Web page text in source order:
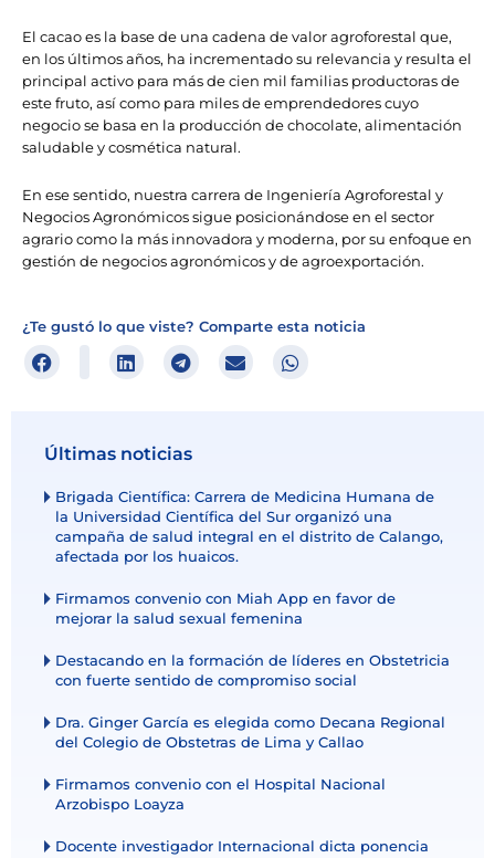
El cacao es la base de una cadena de valor agroforestal que,
en los últimos años, ha incrementado su relevancia y resulta el
principal activo para más de cien mil familias productoras de
este fruto, así como para miles de emprendedores cuyo
negocio se basa en la producción de chocolate, alimentación
saludable y cosmética natural.
En ese sentido, nuestra carrera de Ingeniería Agroforestal y
Negocios Agronómicos sigue posicionándose en el sector
agrario como la más innovadora y moderna, por su enfoque en
gestión de negocios agronómicos y de agroexportación.
¿Te gustó lo que viste? Comparte esta noticia
Últimas noticias
Brigada Científica: Carrera de Medicina Humana de
la Universidad Científica del Sur organizó una
campaña de salud integral en el distrito de Calango,
afectada por los huaicos.
Firmamos convenio con Miah App en favor de
mejorar la salud sexual femenina
Destacando en la formación de líderes en Obstetricia
con fuerte sentido de compromiso social
Dra. Ginger García es elegida como Decana Regional
del Colegio de Obstetras de Lima y Callao
Firmamos convenio con el Hospital Nacional
Arzobispo Loayza
Docente investigador Internacional dicta ponencia